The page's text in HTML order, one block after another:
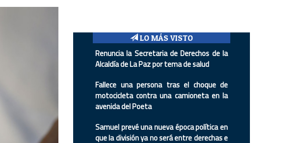
LO MÁS VISTO
Renuncia la Secretaria de Derechos de la
Alcaldía de La Paz por tema de salud
Fallece una persona tras el choque de
motocicleta contra una camioneta en la
avenida del Poeta
Samuel prevé una nueva época política en
que la división ya no será entre derechas e